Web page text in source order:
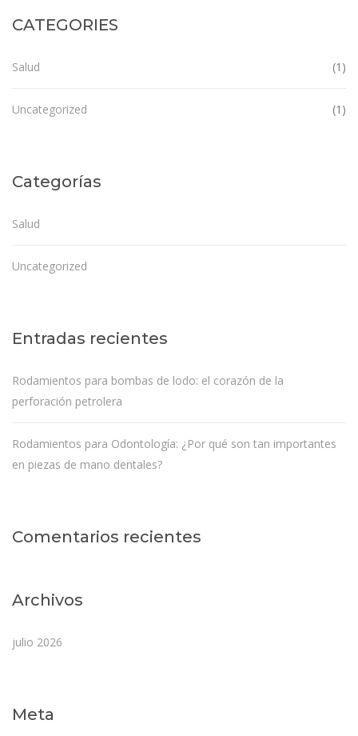
CATEGORIES
Salud (1)
Uncategorized (1)
Categorías
Salud
Uncategorized
Entradas recientes
Rodamientos para bombas de lodo: el corazón de la
perforación petrolera
Rodamientos para Odontología: ¿Por qué son tan importantes
en piezas de mano dentales?
Comentarios recientes
Archivos
julio 2026
Meta